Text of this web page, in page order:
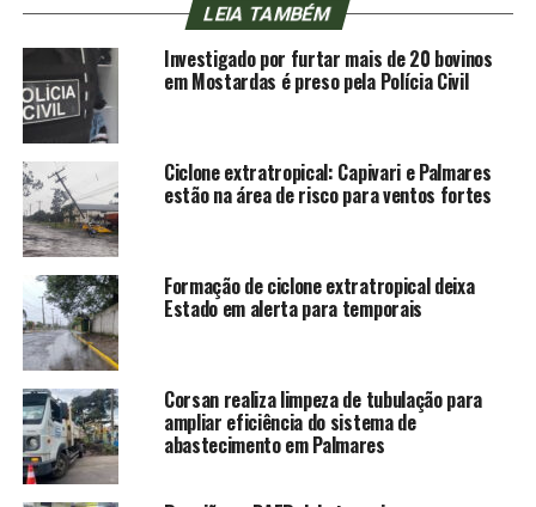
LEIA TAMBÉM
Investigado por furtar mais de 20 bovinos
em Mostardas é preso pela Polícia Civil
Ciclone extratropical: Capivari e Palmares
estão na área de risco para ventos fortes
Formação de ciclone extratropical deixa
Estado em alerta para temporais
Corsan realiza limpeza de tubulação para
ampliar eficiência do sistema de
abastecimento em Palmares